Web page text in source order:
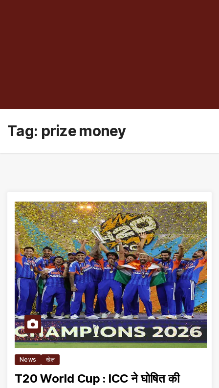
Tag: prize money
News खेल
T20 World Cup : ICC ने घोषित की